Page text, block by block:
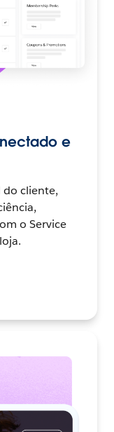
e
do cliente,
o Service